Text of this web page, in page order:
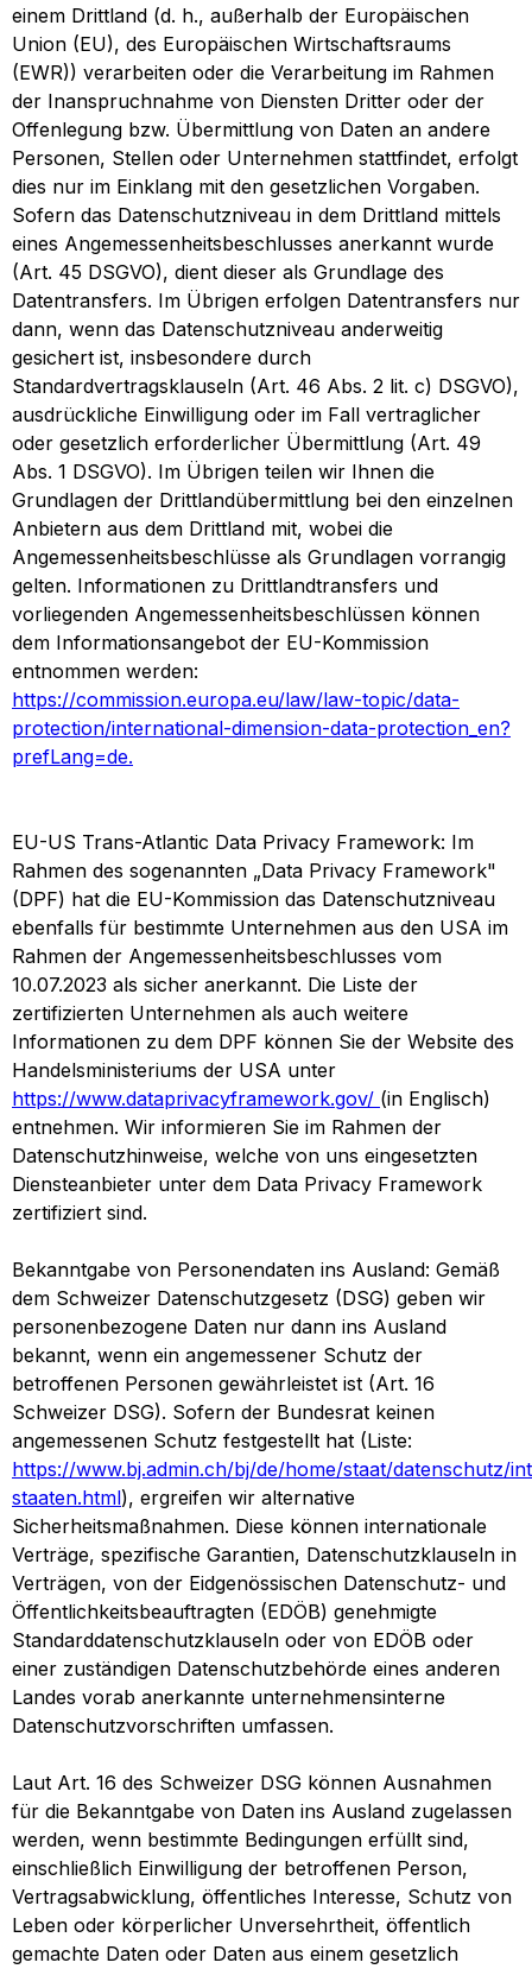
einem Drittland (d. h., außerhalb der Europäischen
Union (EU), des Europäischen Wirtschaftsraums
(EWR)) verarbeiten oder die Verarbeitung im Rahmen
der Inanspruchnahme von Diensten Dritter oder der
Offenlegung bzw. Übermittlung von Daten an andere
Personen, Stellen oder Unternehmen stattfindet, erfolgt
dies nur im Einklang mit den gesetzlichen Vorgaben.
Sofern das Datenschutzniveau in dem Drittland mittels
eines Angemessenheitsbeschlusses anerkannt wurde
(Art. 45 DSGVO), dient dieser als Grundlage des
Datentransfers. Im Übrigen erfolgen Datentransfers nur
dann, wenn das Datenschutzniveau anderweitig
gesichert ist, insbesondere durch
Standardvertragsklauseln (Art. 46 Abs. 2 lit. c) DSGVO),
ausdrückliche Einwilligung oder im Fall vertraglicher
oder gesetzlich erforderlicher Übermittlung (Art. 49
Abs. 1 DSGVO). Im Übrigen teilen wir Ihnen die
Grundlagen der Drittlandübermittlung bei den einzelnen
Anbietern aus dem Drittland mit, wobei die
Angemessenheitsbeschlüsse als Grundlagen vorrangig
gelten. Informationen zu Drittlandtransfers und
vorliegenden Angemessenheitsbeschlüssen können
dem Informationsangebot der EU-Kommission
entnommen werden:
https://commission.europa.eu/law/law-topic/data-
protection/international-dimension-data-protection_en?
prefLang=de.
EU-US Trans-Atlantic Data Privacy Framework: Im
Rahmen des sogenannten „Data Privacy Framework"
(DPF) hat die EU-Kommission das Datenschutzniveau
ebenfalls für bestimmte Unternehmen aus den USA im
Rahmen der Angemessenheitsbeschlusses vom
10.07.2023 als sicher anerkannt. Die Liste der
zertifizierten Unternehmen als auch weitere
Informationen zu dem DPF können Sie der Website des
Handelsministeriums der USA unter
https://www.dataprivacyframework.gov/ (in Englisch)
entnehmen. Wir informieren Sie im Rahmen der
Datenschutzhinweise, welche von uns eingesetzten
Diensteanbieter unter dem Data Privacy Framework
zertifiziert sind.
Bekanntgabe von Personendaten ins Ausland: Gemäß
dem Schweizer Datenschutzgesetz (DSG) geben wir
personenbezogene Daten nur dann ins Ausland
bekannt, wenn ein angemessener Schutz der
betroffenen Personen gewährleistet ist (Art. 16
Schweizer DSG). Sofern der Bundesrat keinen
angemessenen Schutz festgestellt hat (Liste:
https://www.bj.admin.ch/bj/de/home/staat/datenschutz/
staaten.html), ergreifen wir alternative
Sicherheitsmaßnahmen. Diese können internationale
Verträge, spezifische Garantien, Datenschutzklauseln in
Verträgen, von der Eidgenössischen Datenschutz- und
Öffentlichkeitsbeauftragten (EDÖB) genehmigte
Standarddatenschutzklauseln oder von EDÖB oder
einer zuständigen Datenschutzbehörde eines anderen
Landes vorab anerkannte unternehmensinterne
Datenschutzvorschriften umfassen.
Laut Art. 16 des Schweizer DSG können Ausnahmen
für die Bekanntgabe von Daten ins Ausland zugelassen
werden, wenn bestimmte Bedingungen erfüllt sind,
einschließlich Einwilligung der betroffenen Person,
Vertragsabwicklung, öffentliches Interesse, Schutz von
Leben oder körperlicher Unversehrtheit, öffentlich
gemachte Daten oder Daten aus einem gesetzlich